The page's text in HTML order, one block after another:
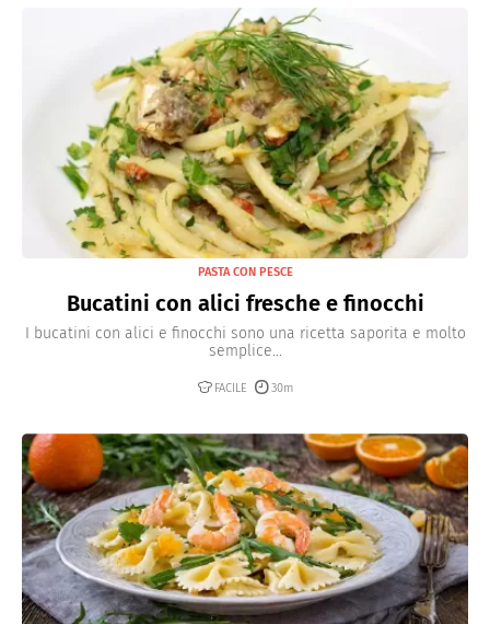
PASTA CON PESCE
Bucatini con alici fresche e finocchi
I bucatini con alici e finocchi sono una ricetta saporita e molto
semplice...
FACILE 30m